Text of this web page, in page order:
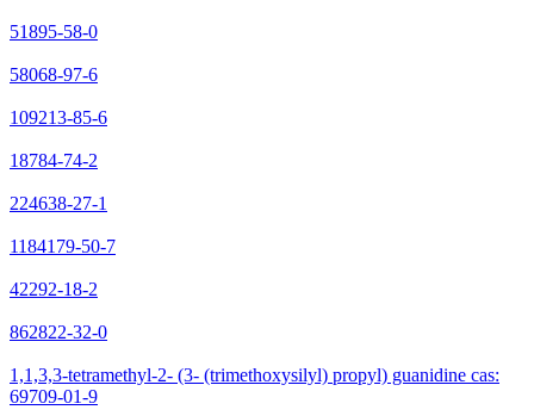
51895-58-0
58068-97-6
109213-85-6
18784-74-2
224638-27-1
1184179-50-7
42292-18-2
862822-32-0
1,1,3,3-tetramethyl-2- (3- (trimethoxysilyl) propyl) guanidine cas:
69709-01-9